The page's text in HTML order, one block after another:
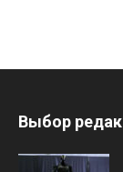
Выбор